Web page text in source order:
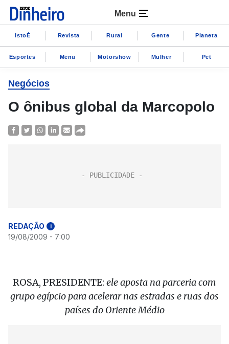
Menu
IstoÉ Revista Rural Gente Planeta
Esportes Menu Motorshow Mulher Pet
Negócios
O ônibus global da Marcopolo
REDAÇÃO i
19/08/2009 - 7:00
ROSA, PRESIDENTE: ele aposta na parceria com
grupo egípcio para acelerar nas estradas e ruas dos
países do Oriente Médio